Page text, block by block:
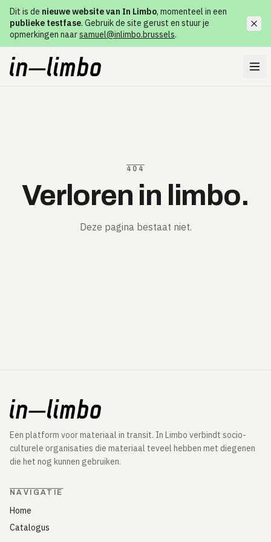
Dit is de nieuwe website van In Limbo, momenteel in een
publieke testfase. Gebruik de site gerust en stuur je
opmerkingen naarsamuel@inlimbo.brussels.
404
Verloren in limbo.
Deze pagina bestaat niet.
Een platform voor materiaal in transit. In Limbo verbindt socio-
culturele organisaties die materiaal teveel hebben met diegenen
die het nog kunnen gebruiken.
NAVIGATIE
Home
Catalogus